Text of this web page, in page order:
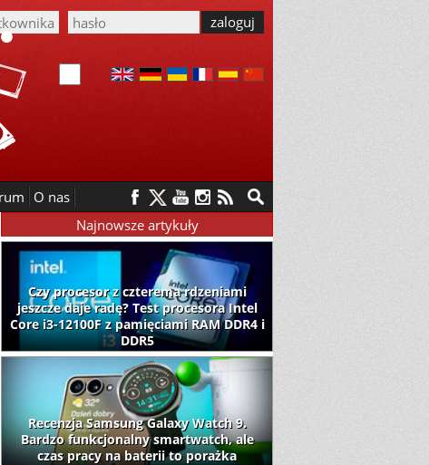
O nas
Najnowsze artykuły
Czy procesor z czterema rdzeniami
jeszcze daje radę? Test procesora Intel
Core i3-12100F z pamięciami RAM DDR4 i
DDR5
Recenzja Samsung Galaxy Watch 9.
Bardzo funkcjonalny smartwatch, ale
czas pracy na baterii to porażka